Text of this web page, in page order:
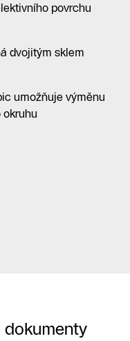
povrchu
dvojitým sklem
umožňuje výměnu
dokumenty